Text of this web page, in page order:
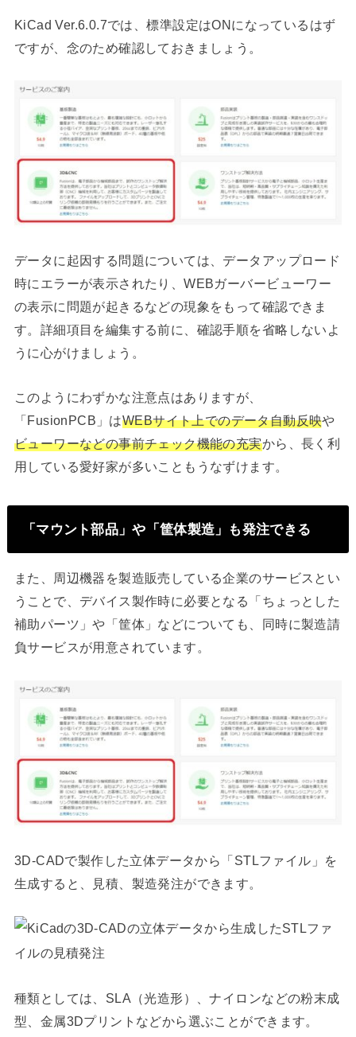
KiCad Ver.6.0.7では、標準設定はONになっているはず
ですが、念のため確認しておきましょう。
データに起因する問題については、データアップロード
時にエラーが表示されたり、WEBガーバービューワー
の表示に問題が起きるなどの現象をもって確認できま
す。詳細項目を編集する前に、確認手順を省略しないよ
うに心がけましょう。
このようにわずかな注意点はありますが、
「FusionPCB」はWEBサイト上でのデータ自動反映や
ビューワーなどの事前チェック機能の充実から、長く利
用している愛好家が多いこともうなずけます。
「マウント部品」や「筐体製造」も発注できる
また、周辺機器を製造販売している企業のサービスとい
うことで、デバイス製作時に必要となる「ちょっとした
補助パーツ」や「筐体」などについても、同時に製造請
負サービスが用意されています。
3D-CADで製作した立体データから「STLファイル」を
生成すると、見積、製造発注ができます。
種類としては、SLA（光造形）、ナイロンなどの粉末成
型、金属3Dプリントなどから選ぶことができます。